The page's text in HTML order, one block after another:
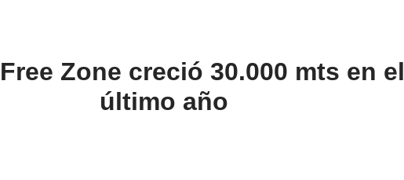
Zone creció 30.000 mts en el
último año